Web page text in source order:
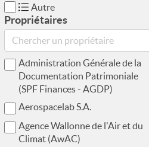
Autre
Propriétaires
Administration Générale de la
Documentation Patrimoniale
(SPF Finances - AGDP)
Aerospacelab S.A.
Agence Wallonne de l'Air et du
Climat (AwAC)